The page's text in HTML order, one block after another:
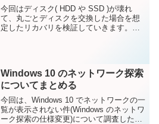
今回はディスク( HDD や SSD )が壊れ
て、丸ごとディスクを交換した場合を想
定したリカバリを検証していきます。デ
Windows 10 のネットワーク探索
についてまとめる
今回は、Windows 10 でネットワークの一
覧が表示されない件(Windows のネットワ
ーク探索の仕様変更)について調査した内